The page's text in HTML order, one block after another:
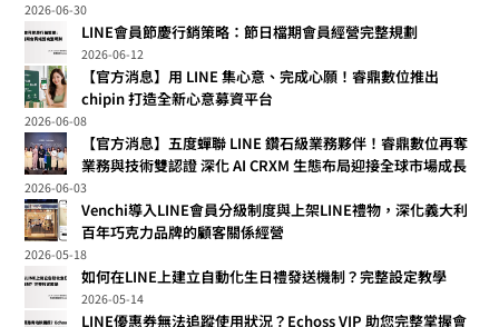
2026-06-30
LINE會員節慶行銷策略：節日檔期會員經營完整規劃
2026-06-12
【官方消息】用 LINE 集心意、完成心願！睿鼎數位推出
chipin 打造全新心意募資平台
2026-06-08
【官方消息】五度蟬聯 LINE 鑽石級業務夥伴！睿鼎數位再奪
業務與技術雙認證 深化 AI CRXM 生態布局迎接全球市場成長
2026-06-03
Venchi導入LINE會員分級制度與上架LINE禮物，深化義大利
百年巧克力品牌的顧客關係經營
2026-05-18
如何在LINE上建立自動化生日禮發送機制？完整設定教學
2026-05-14
LINE優惠券無法追蹤使用狀況？Echoss VIP 助您完整掌握會